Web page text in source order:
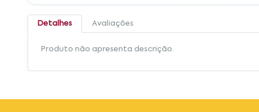
Detalhes Avaliações
Produto não apresenta descrição.